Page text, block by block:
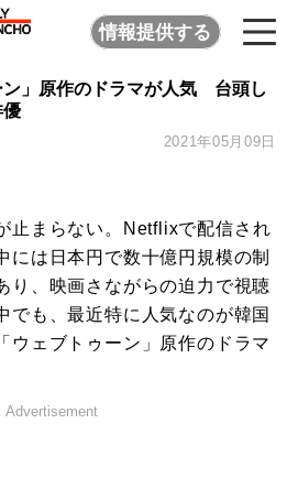
情報提供する
ン」原作のドラマが人気 台頭し
優
2021年05月09日
止まらない。Netflixで配信され
には日本円で数十億円規模の制
り、映画さながらの迫力で視聴
でも、最近特に人気なのが韓国
ウェブトゥーン」原作のドラマ
Advertisement